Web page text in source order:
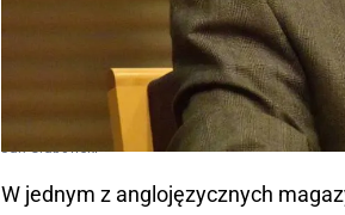
Jan Grabowski
W jednym z anglojęzycznych